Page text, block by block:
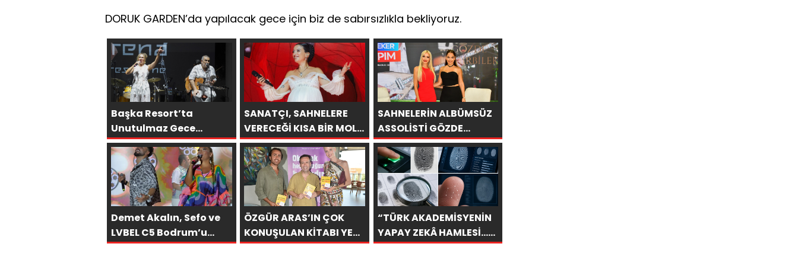
DORUK GARDEN’da yapılacak gece için biz de sabırsızlıkla bekliyoruz.
Başka Resort’ta
Unutulmaz Gece
Özülkü Çifti Bodrum’u
Büyüledi
SANATÇI, SAHNELERE
VERECEĞİ KISA BİR MOLA
ÖNCESİ 13 AĞUSTOS’TA
SON KEZ HARBİYE’DE
OLACAK!
SAHNELERİN ALBÜMSÜZ
ASSOLİSTİ GÖZDE
DEMİRBİLEK, NR1
MAGAZİN’DE: “SON
ASSOLİST OLARAK VAR
OLACAĞIM!”
Demet Akalın, Sefo ve
LVBEL C5 Bodrum’u
Salladı
ÖZGÜR ARAS’IN ÇOK
KONUŞULAN KİTABI YENI
BASKISINI TITANIC
“TÜRK AKADEMİSYENİN
YAPAY ZEKÂ HAMLESİ…
PARMAK İZİNDEN KİŞİYE